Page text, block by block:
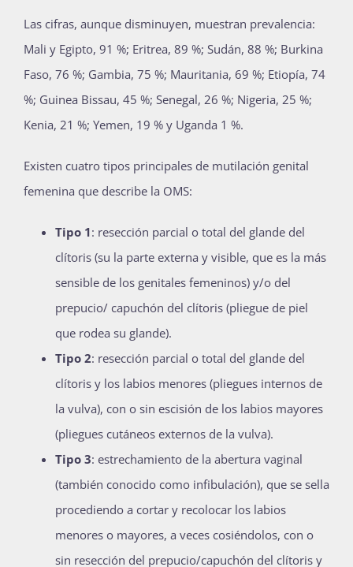
Las cifras, aunque disminuyen, muestran prevalencia:
Mali y Egipto, 91 %; Eritrea, 89 %; Sudán, 88 %; Burkina
Faso, 76 %; Gambia, 75 %; Mauritania, 69 %; Etiopía, 74
%; Guinea Bissau, 45 %; Senegal, 26 %; Nigeria, 25 %;
Kenia, 21 %; Yemen, 19 % y Uganda 1 %.
Existen cuatro tipos principales de mutilación genital
femenina que describe la OMS:
Tipo 1: resección parcial o total del glande del
clítoris (su la parte externa y visible, que es la más
sensible de los genitales femeninos) y/o del
prepucio/ capuchón del clítoris (pliegue de piel
que rodea su glande).
Tipo 2: resección parcial o total del glande del
clítoris y los labios menores (pliegues internos de
la vulva), con o sin escisión de los labios mayores
(pliegues cutáneos externos de la vulva).
Tipo 3: estrechamiento de la abertura vaginal
(también conocido como infibulación), que se sella
procediendo a cortar y recolocar los labios
menores o mayores, a veces cosiéndolos, con o
sin resección del prepucio/capuchón del clítoris y